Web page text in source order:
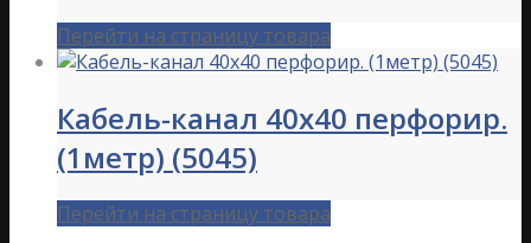
Перейти на страницу товара
Кабель-канал 40х40 перфорир.
(1метр) (5045)
Перейти на страницу товара